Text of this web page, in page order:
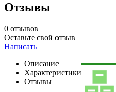
Отзывы
0 отзывов
Оставьте свой отзыв
Написать
Описание
Характеристики
Отзывы